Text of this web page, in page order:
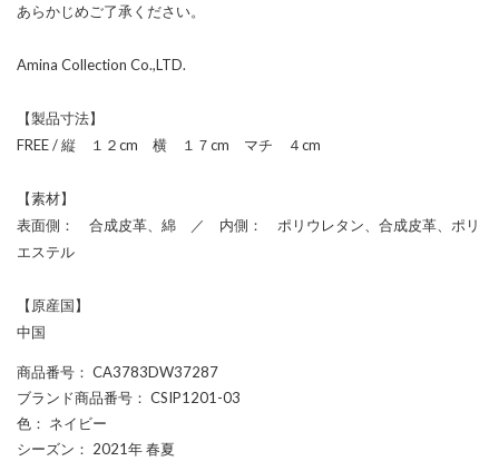
あらかじめご了承ください。
Amina Collection Co.,LTD.
【製品寸法】
FREE / 縦 １２cm 横 １７cm マチ ４cm
【素材】
表面側： 合成皮革、綿 ／ 内側： ポリウレタン、合成皮革、ポリ
エステル
【原産国】
中国
商品番号 ： CA3783DW37287
ブランド商品番号 ： CSIP1201-03
色 ： ネイビー
シーズン ： 2021年 春夏